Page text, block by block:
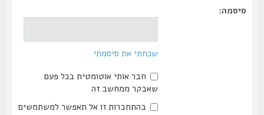
סיסמה:
שכחתי את סיסמתי
חבר אותי אוטומטית בכל פעם
שאבקר ממחשב זה
בהתחברות זו אל תאפשר למשתמשים